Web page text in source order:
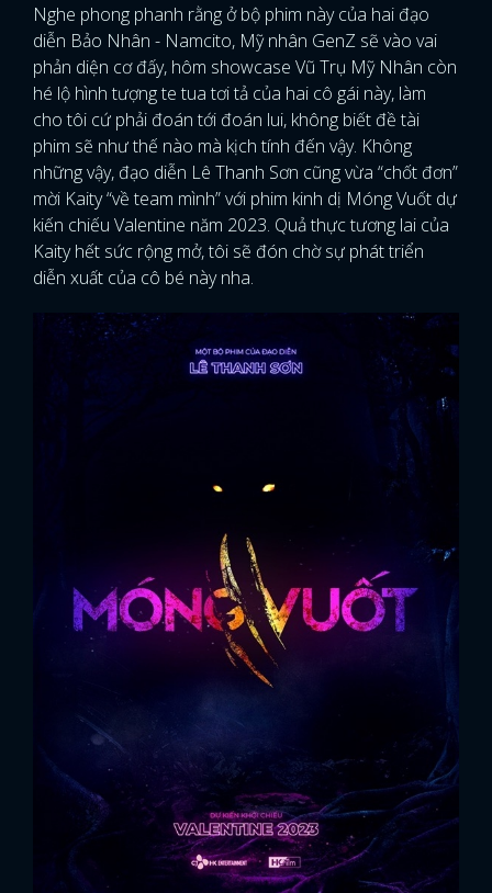
Nghe phong phanh rằng ở bộ phim này của hai đạo
diễn Bảo Nhân - Namcito, Mỹ nhân GenZ sẽ vào vai
phản diện cơ đấy, hôm showcase Vũ Trụ Mỹ Nhân còn
hé lộ hình tượng te tua tơi tả của hai cô gái này, làm
cho tôi cứ phải đoán tới đoán lui, không biết đề tài
phim sẽ như thế nào mà kịch tính đến vậy. Không
những vậy, đạo diễn Lê Thanh Sơn cũng vừa “chốt đơn”
mời Kaity “về team mình” với phim kinh dị Móng Vuốt dự
kiến chiếu Valentine năm 2023. Quả thực tương lai của
Kaity hết sức rộng mở, tôi sẽ đón chờ sự phát triển
diễn xuất của cô bé này nha.